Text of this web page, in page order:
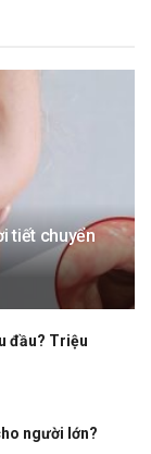
tiết chuyển
đầu? Triệu
người lớn?